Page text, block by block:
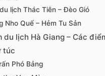
lịch Thác Tiên – Đèo Gió
Nho Quế – Hẻm Tu Sản
du lịch Hà Giang – Các
túc
Phó Bảng